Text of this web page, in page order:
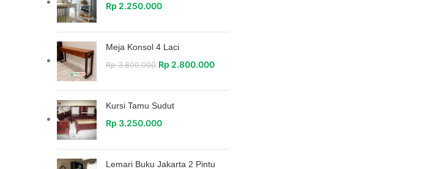
Rp 2.250.000
Meja Konsol 4 Laci
Rp3.800.000 Rp 2.800.000
Kursi Tamu Sudut
Rp 3.250.000
Lemari Buku Jakarta 2 Pintu